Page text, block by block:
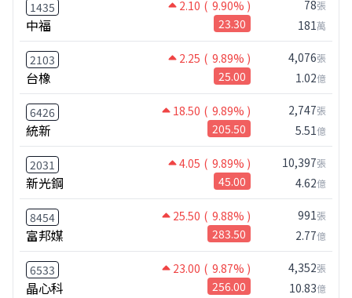
1435 2.10 ( 9.90% )
中福 23.30
78張
181萬
2103 2.25 ( 9.89% )
台橡 25.00
4,076張
1.02億
6426 18.50 ( 9.89% )
統新 205.50
2,747張
5.51億
2031 4.05 ( 9.89% )
新光鋼 45.00
10,397張
4.62億
8454 25.50 ( 9.88% )
富邦媒 283.50
991張
2.77億
6533 23.00 ( 9.87% )
晶心科 256.00
4,352張
10.83億